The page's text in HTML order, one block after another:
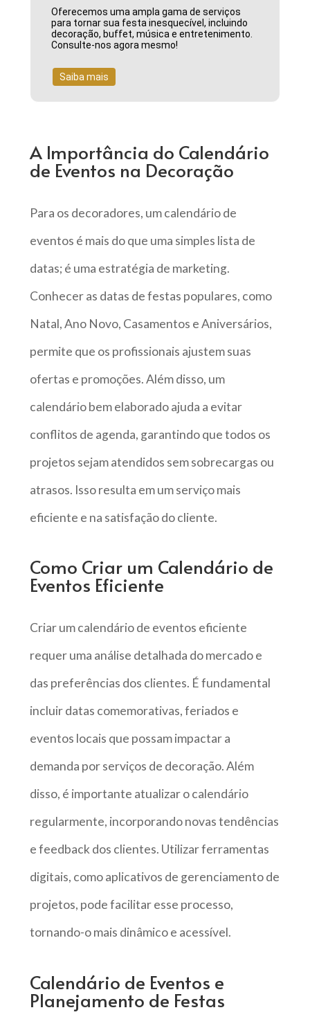
Oferecemos uma ampla gama de serviços
para tornar sua festa inesquecível, incluindo
decoração, buffet, música e entretenimento.
Consulte-nos agora mesmo!
Saiba mais
A Importância do Calendário
de Eventos na Decoração
Para os decoradores, um calendário de
eventos é mais do que uma simples lista de
datas; é uma estratégia de marketing.
Conhecer as datas de festas populares, como
Natal, Ano Novo, Casamentos e Aniversários,
permite que os profissionais ajustem suas
ofertas e promoções. Além disso, um
calendário bem elaborado ajuda a evitar
conflitos de agenda, garantindo que todos os
projetos sejam atendidos sem sobrecargas ou
atrasos. Isso resulta em um serviço mais
eficiente e na satisfação do cliente.
Como Criar um Calendário de
Eventos Eficiente
Criar um calendário de eventos eficiente
requer uma análise detalhada do mercado e
das preferências dos clientes. É fundamental
incluir datas comemorativas, feriados e
eventos locais que possam impactar a
demanda por serviços de decoração. Além
disso, é importante atualizar o calendário
regularmente, incorporando novas tendências
e feedback dos clientes. Utilizar ferramentas
digitais, como aplicativos de gerenciamento de
projetos, pode facilitar esse processo,
tornando-o mais dinâmico e acessível.
Calendário de Eventos e
Planejamento de Festas